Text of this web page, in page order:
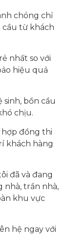
chóng chỉ
cầu từ khách
nhất so với
hiệu quả
sinh, bồn cầu
chịu.
hợp đồng thi
khách hàng
đã và đang
nhà, trần nhà,
khu vực
hệ ngay với